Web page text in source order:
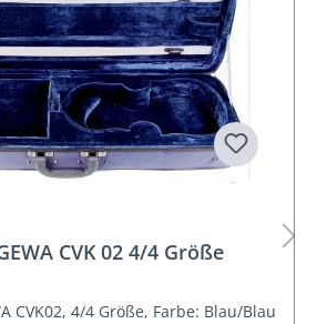
CVK 02 4/4 Größe
CVK02, 4/4 Größe, Farbe: Blau/Blau